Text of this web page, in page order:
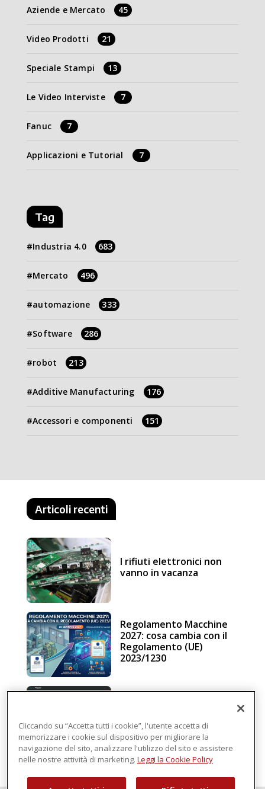
Aziende e Mercato 45
Video Prodotti 21
Speciale Stampi 13
Le Video Interviste 7
Fanuc 7
Applicazioni e Tutorial 7
Tag
Industria 4.0 683
Mercato 496
automazione 333
Software 286
robot 213
Additive Manufacturing 176
Accessori e componenti 151
Articoli recenti
I rifiuti elettronici non
vanno in vacanza
Regolamento Macchine
2027: cosa cambia con il
Regolamento (UE)
2023/1230
intelligenza in cloud
Cliccando su “Accetta tutti i cookie”, l'utente accetta di
memorizzare i cookie sul dispositivo per migliorare la
navigazione del sito, analizzare l'utilizzo del sito e assistere
nelle nostre attività di marketing. Leggi la Cookie Policy